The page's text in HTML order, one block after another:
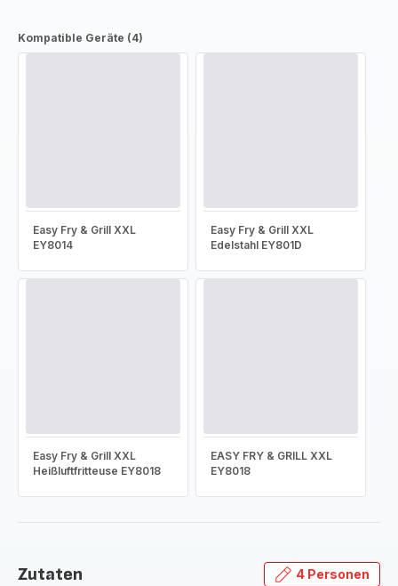
Kompatible Geräte (4)
Easy Fry & Grill XXL
EY8014
Easy Fry & Grill XXL
Edelstahl EY801D
Easy Fry & Grill XXL
Heißluftfritteuse EY8018
EASY FRY & GRILL XXL
EY8018
Zutaten 4 Personen